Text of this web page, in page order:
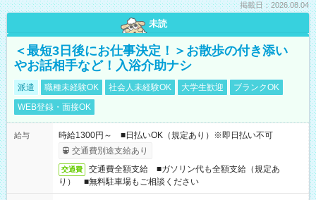
掲載日：2026.08.04
未読
＜最短3日後にお仕事決定！＞お散歩の付き添い
やお話相手など！入浴介助ナシ
派遣 職種未経験OK 社会人未経験OK 大学生歓迎
ブランクOK
WEB登録・面接OK
給与
時給1300円～ ■日払いOK（規定あり）※即日払い不可
交通費別途支給あり
交通費
交通費全額支給 ■ガソリン代も全額支給（規定あ
り） ■無料駐車場もご相談ください